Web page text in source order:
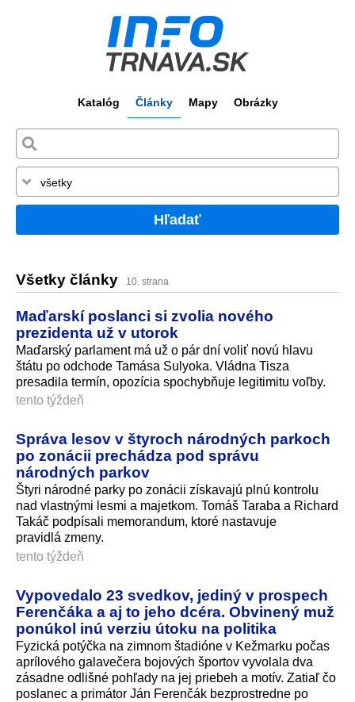
Katalóg Články Mapy Obrázky
Hľadať
Všetky články 10. strana
Maďarskí poslanci si zvolia nového
prezidenta už v utorok
Maďarský parlament má už o pár dní voliť novú hlavu
štátu po odchode Tamása Sulyoka. Vládna Tisza
presadila termín, opozícia spochybňuje legitimitu voľby.
tento týždeň
Správa lesov v štyroch národných parkoch
po zonácii prechádza pod správu
národných parkov
Štyri národné parky po zonácii získavajú plnú kontrolu
nad vlastnými lesmi a majetkom. Tomáš Taraba a Richard
Takáč podpísali memorandum, ktoré nastavuje
pravidlá zmeny.
tento týždeň
Vypovedalo 23 svedkov, jediný v prospech
Ferenčáka a aj to jeho dcéra. Obvinený muž
ponúkol inú verziu útoku na politika
Fyzická potýčka na zimnom štadióne v Kežmarku počas
aprílového galavečera bojových športov vyvolala dva
zásadne odlišné pohľady na jej priebeh a motív. Zatiaľ čo
poslanec a primátor Ján Ferenčák bezprostredne po